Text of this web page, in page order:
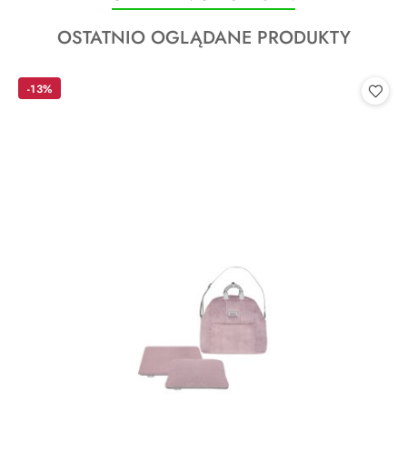
o
statusie:
Produkty
statusie:
OSTATNIO OGLĄDANE PRODUKTY
-13%